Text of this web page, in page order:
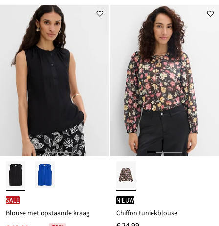
SALE
Blouse met opstaande kraag
Nieuw
Chiffon tuniekblouse